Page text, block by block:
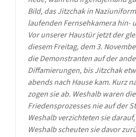
Bild, das Jitzchak in
laufenden Fernsehkamera hin-
Vor unserer Haustür jetzt der
diesem Freitag, dem 3.
die Demonstranten auf der
Diffamierungen, bis Jitzchak
abends nach Hause kam. Kurz
zogen sie ab. Weshalb waren
Friedensprozesses nie auf der
Weshalb verzichteten sie
Weshalb scheuten sie davor